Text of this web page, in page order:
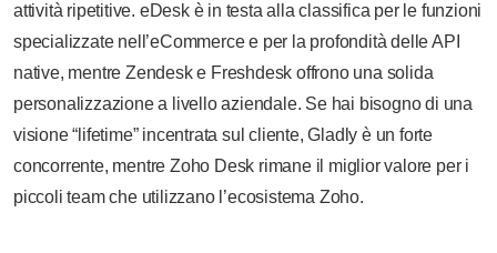
attività ripetitive. eDesk è in testa alla classifica per le funzioni
specializzate nell’eCommerce e per la profondità delle API
native, mentre Zendesk e Freshdesk offrono una solida
personalizzazione a livello aziendale. Se hai bisogno di una
visione “lifetime” incentrata sul cliente, Gladly è un forte
concorrente, mentre Zoho Desk rimane il miglior valore per i
piccoli team che utilizzano l’ecosistema Zoho.